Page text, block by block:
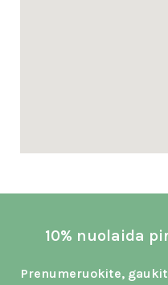
10% nuolaida
Prenumeruokite,